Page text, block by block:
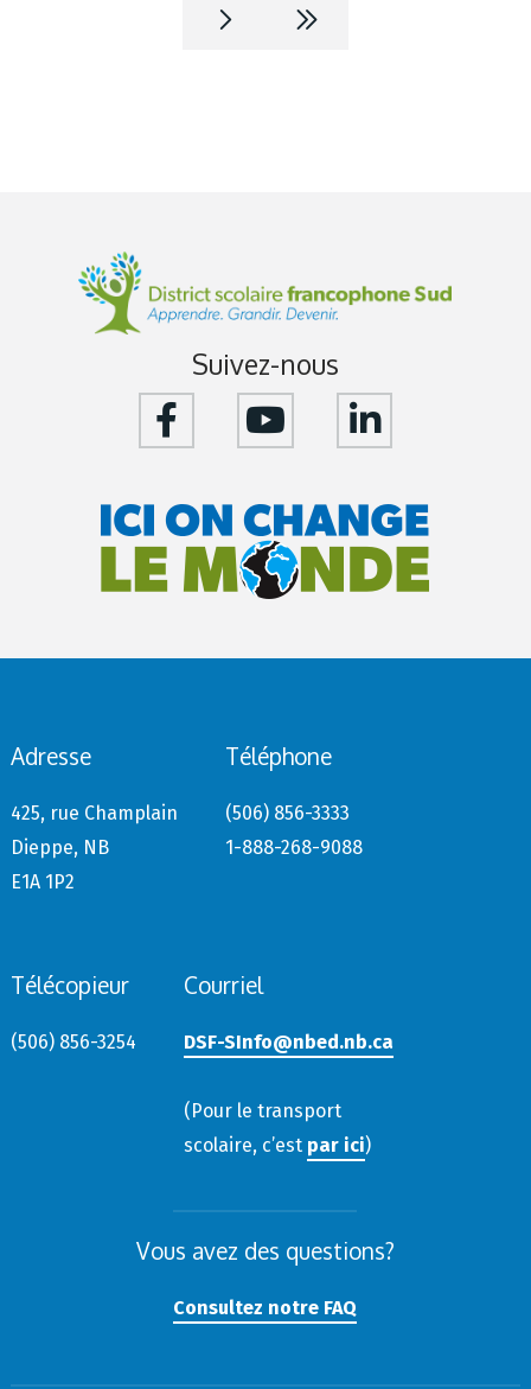
Suivez-nous
Adresse
425, rue Champlain
Dieppe, NB
E1A 1P2
Téléphone
(506) 856-3333
1-888-268-9088
Télécopieur
(506) 856-3254
Courriel
DSF-SInfo@nbed.nb.ca
(Pour le transport
scolaire, c’est par ici)
Vous avez des questions?
Consultez notre FAQ